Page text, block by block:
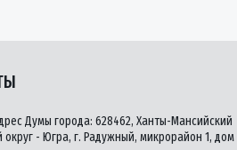
Думы города: 628462, Ханты-Мансийский
- Югра, г. Радужный, микрорайон 1, дом